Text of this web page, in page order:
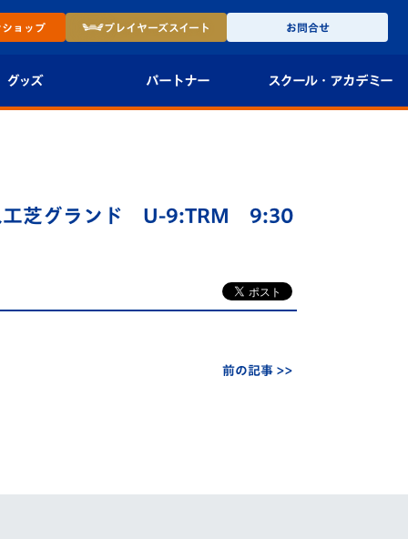
ショップ プレイヤーズスイート お問合せ
グッズ パートナー
法人限定 VIP BOX
スクール・ アカデミー
U-15
スクール
工芝グランド U-9:TRM 9:30
前の記事 >>